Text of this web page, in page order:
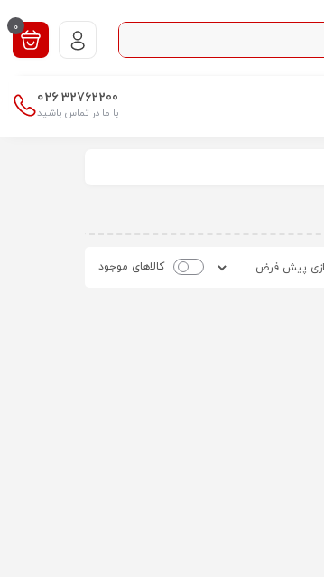
0
32762200
026
با ما در تماس باشید
کالاهای موجود